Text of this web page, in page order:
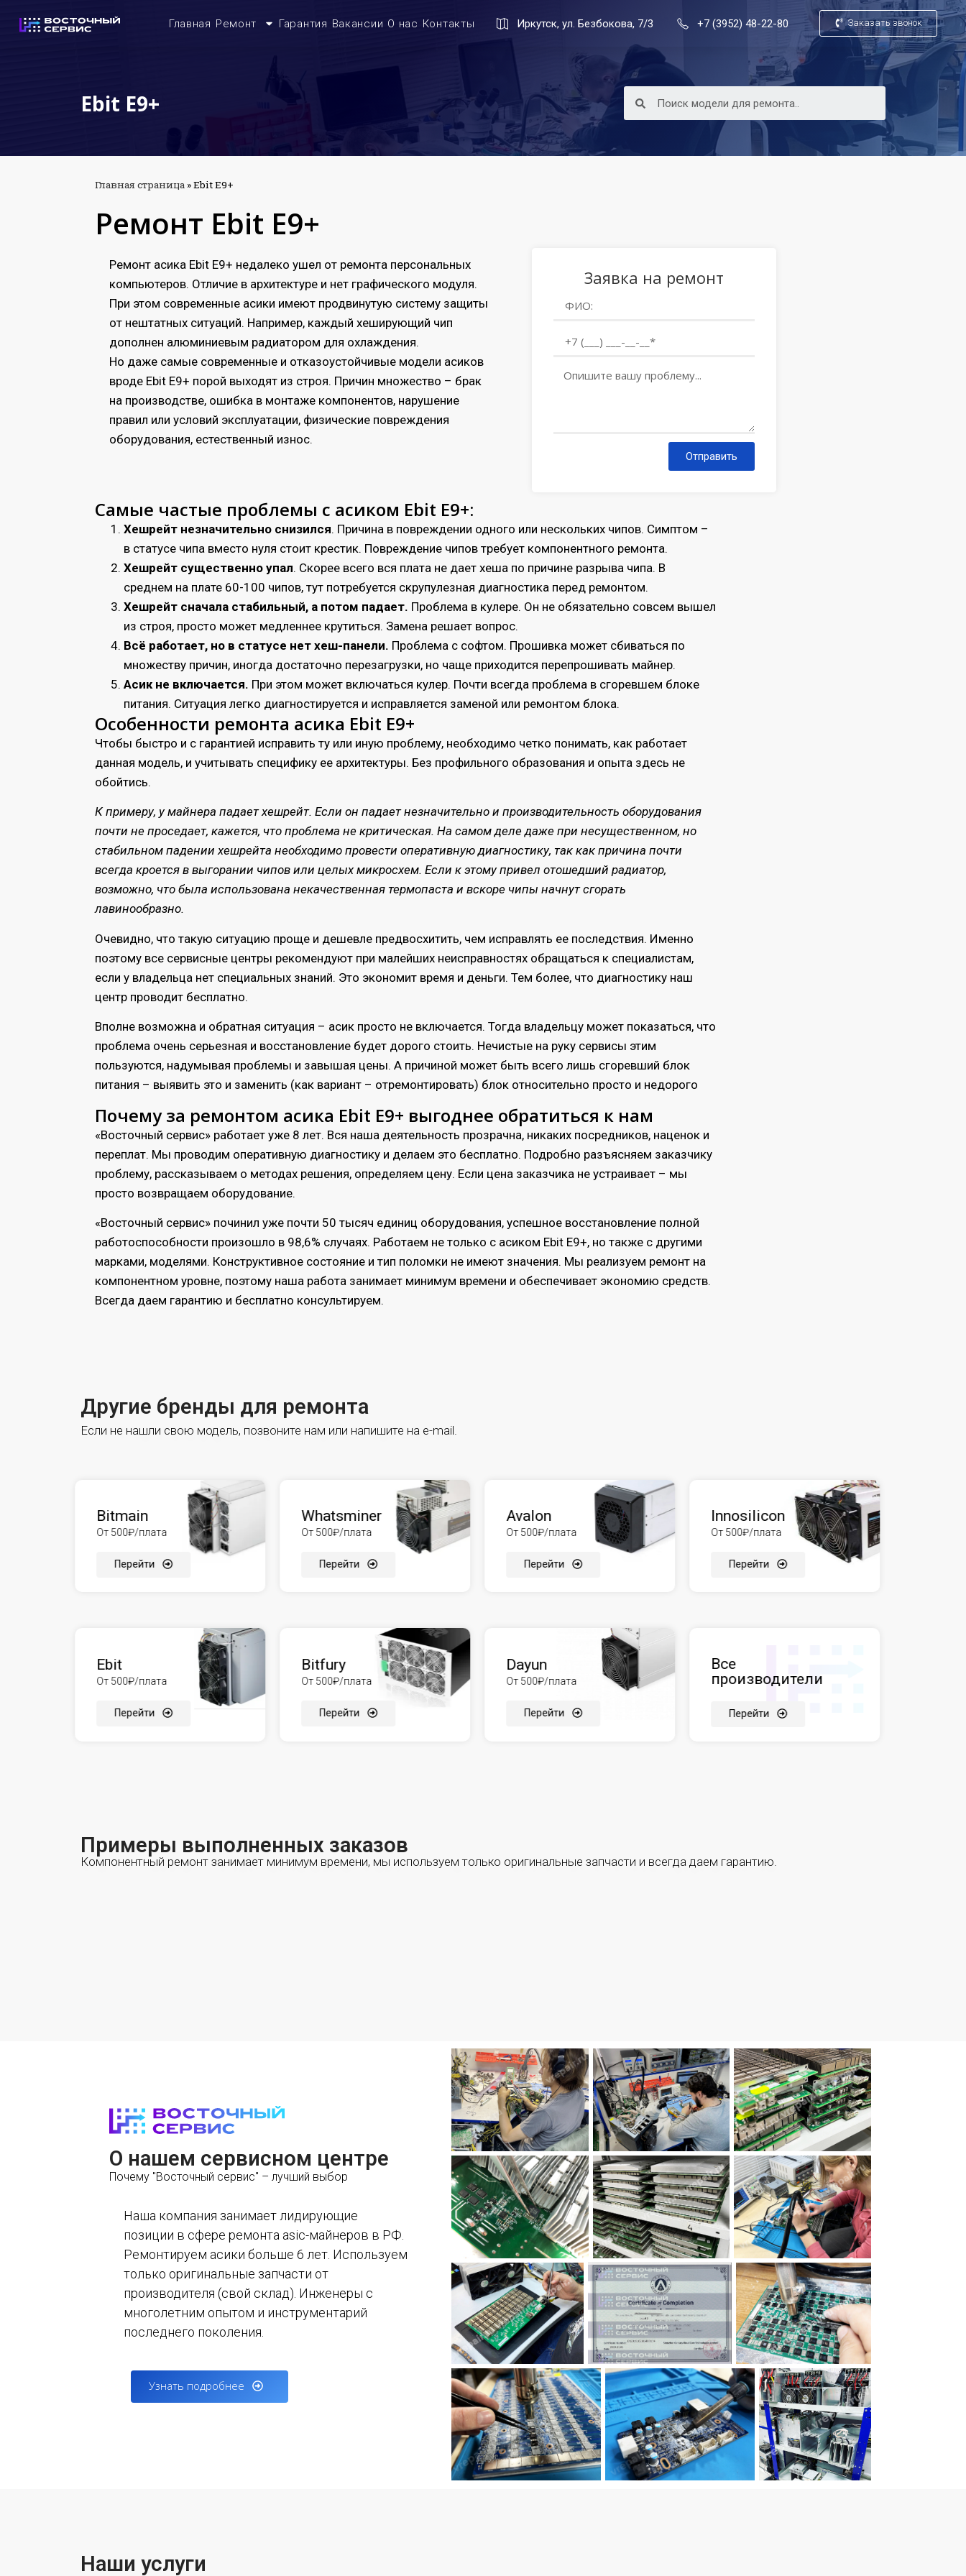
Главная Ремонт Гарантия Вакансии О нас Контакты Иркутск, ул. Безбокова, 7/3 +7 (3952) 48-22-80 Заказать звонок
Ebit E9+
Главная страница »Ebit E9+
Ремонт Ebit E9+
Ремонт асика Ebit E9+ недалеко ушел от ремонта персональных
компьютеров. Отличие в архитектуре и нет графического модуля.
При этом современные асики имеют продвинутую систему защиты
от нештатных ситуаций. Например, каждый хеширующий чип
дополнен алюминиевым радиатором для охлаждения.
Но даже самые современные и отказоустойчивые модели асиков
вроде Ebit E9+ порой выходят из строя. Причин множество – брак
на производстве, ошибка в монтаже компонентов, нарушение
правил или условий эксплуатации, физические повреждения
оборудования, естественный износ.
Заявка на ремонт
Отправить
Самые частые проблемы с асиком Ebit E9+:
Хешрейт незначительно снизился. Причина в повреждении одного или нескольких чипов. Симптом –
в статусе чипа вместо нуля стоит крестик. Повреждение чипов требует компонентного ремонта.
Хешрейт существенно упал. Скорее всего вся плата не дает хеша по причине разрыва чипа. В
среднем на плате 60-100 чипов, тут потребуется скрупулезная диагностика перед ремонтом.
Хешрейт сначала стабильный, а потом падает. Проблема в кулере. Он не обязательно совсем вышел
из строя, просто может медленнее крутиться. Замена решает вопрос.
Всё работает, но в статусе нет хеш-панели. Проблема с софтом. Прошивка может сбиваться по
множеству причин, иногда достаточно перезагрузки, но чаще приходится перепрошивать майнер.
Асик не включается. При этом может включаться кулер. Почти всегда проблема в сгоревшем блоке
питания. Ситуация легко диагностируется и исправляется заменой или ремонтом блока.
Особенности ремонта асика Ebit E9+
Чтобы быстро и с гарантией исправить ту или иную проблему, необходимо четко понимать, как работает
данная модель, и учитывать специфику ее архитектуры. Без профильного образования и опыта здесь не
обойтись.
К примеру, у майнера падает хешрейт. Если он падает незначительно и производительность оборудования
почти не проседает, кажется, что проблема не критическая. На самом деле даже при несущественном, но
стабильном падении хешрейта необходимо провести оперативную диагностику, так как причина почти
всегда кроется в выгорании чипов или целых микросхем. Если к этому привел отошедший радиатор,
возможно, что была использована некачественная термопаста и вскоре чипы начнут сгорать
лавинообразно.
Очевидно, что такую ситуацию проще и дешевле предвосхитить, чем исправлять ее последствия. Именно
поэтому все сервисные центры рекомендуют при малейших неисправностях обращаться к специалистам,
если у владельца нет специальных знаний. Это экономит время и деньги. Тем более, что диагностику наш
центр проводит бесплатно.
Вполне возможна и обратная ситуация – асик просто не включается. Тогда владельцу может показаться, что
проблема очень серьезная и восстановление будет дорого стоить. Нечистые на руку сервисы этим
пользуются, надумывая проблемы и завышая цены. А причиной может быть всего лишь сгоревший блок
питания – выявить это и заменить (как вариант – отремонтировать) блок относительно просто и недорого
Почему за ремонтом асика Ebit E9+ выгоднее обратиться к нам
«Восточный сервис» работает уже 8 лет. Вся наша деятельность прозрачна, никаких посредников, наценок и
переплат. Мы проводим оперативную диагностику и делаем это бесплатно. Подробно разъясняем заказчику
проблему, рассказываем о методах решения, определяем цену. Если цена заказчика не устраивает – мы
просто возвращаем оборудование.
«Восточный сервис» починил уже почти 50 тысяч единиц оборудования, успешное восстановление полной
работоспособности произошло в 98,6% случаях. Работаем не только с асиком Ebit E9+, но также с другими
марками, моделями. Конструктивное состояние и тип поломки не имеют значения. Мы реализуем ремонт на
компонентном уровне, поэтому наша работа занимает минимум времени и обеспечивает экономию средств.
Всегда даем гарантию и бесплатно консультируем.
Другие бренды для ремонта
Если не нашли свою модель, позвоните нам или напишите на e-mail.
Bitmain
От 500₽/плата
Перейти
Whatsminer
От 500₽/плата
Перейти
Avalon
От 500₽/плата
Перейти
Innosilicon
От 500₽/плата
Перейти
Ebit
От 500₽/плата
Перейти
Bitfury
От 500₽/плата
Перейти
Dayun
От 500₽/плата
Перейти
Все
производители
Перейти
Примеры выполненных заказов
Компонентный ремонт занимает минимум времени, мы используем только оригинальные запчасти и всегда даем гарантию.
О нашем сервисном центре
Почему "Восточный сервис" – лучший выбор
Наша компания занимает лидирующие
позиции в сфере ремонта asic-майнеров в РФ.
Ремонтируем асики больше 6 лет. Используем
только оригинальные запчасти от
производителя (свой склад). Инженеры с
многолетним опытом и инструментарий
последнего поколения.
Узнать подробнее
Наши услуги